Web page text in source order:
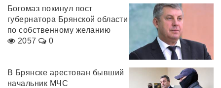
Богомаз покинул пост
губернатора Брянской области
по собственному желанию
2057
0
В Брянске арестован бывший
начальник МЧС